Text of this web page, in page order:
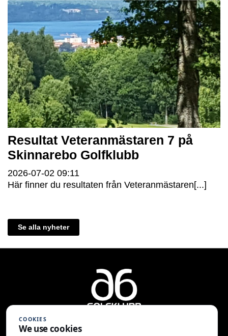
Resultat Veteranmästaren 7 på
Skinnarebo Golfklubb
2026-07-02 09:11
Här finner du resultaten från Veteranmästaren[...]
Se alla nyheter
COOKIES
We use cookies